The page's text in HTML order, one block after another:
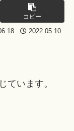
コピー
2022.05.10
ています。